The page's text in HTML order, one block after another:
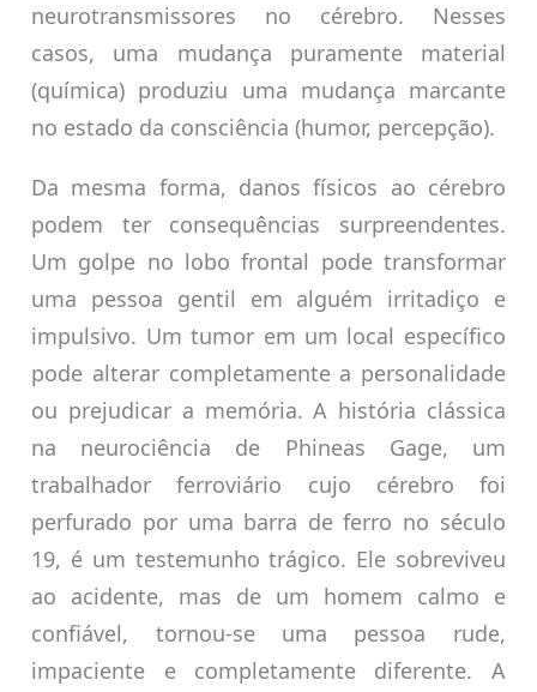
neurotransmissores no cérebro. Nesses
casos, uma mudança puramente material
(química) produziu uma mudança marcante
no estado da consciência (humor, percepção).
Da mesma forma, danos físicos ao cérebro
podem ter consequências surpreendentes.
Um golpe no lobo frontal pode transformar
uma pessoa gentil em alguém irritadiço e
impulsivo. Um tumor em um local específico
pode alterar completamente a personalidade
ou prejudicar a memória. A história clássica
na neurociência de Phineas Gage, um
trabalhador ferroviário cujo cérebro foi
perfurado por uma barra de ferro no século
19, é um testemunho trágico. Ele sobreviveu
ao acidente, mas de um homem calmo e
confiável, tornou-se uma pessoa rude,
impaciente e completamente diferente. A